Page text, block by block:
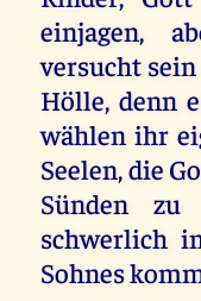
einjagen,
versucht sein
Hölle, denn
wählen ihr
Seelen, die
Sünden zu
schwerlich
Sohnes